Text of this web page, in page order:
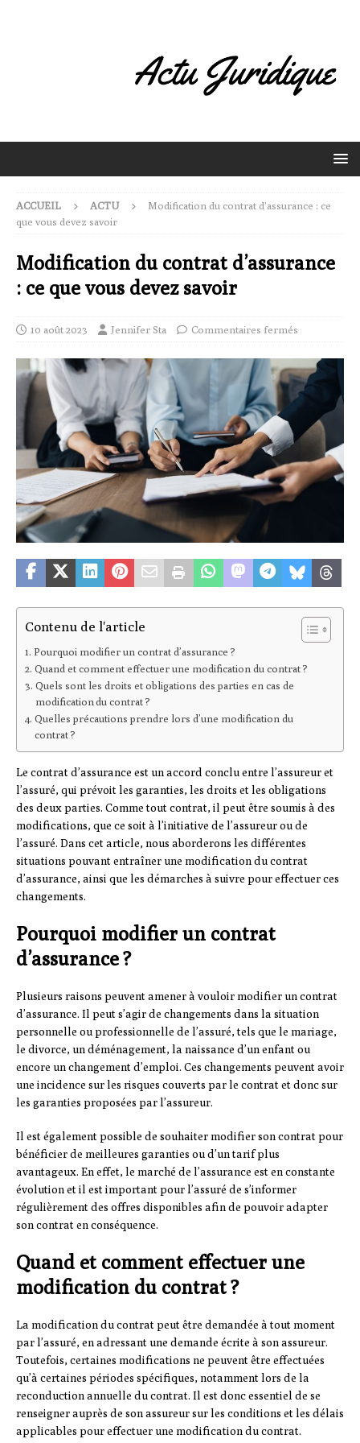
ACCUEIL ACTU
Modification du contrat d’assurance : ce
que vous devez savoir
Modification du contrat d’assurance
: ce que vous devez savoir
10 août 2023 Jennifer Sta Commentaires fermés
Contenu de l'article
Pourquoi modifier un contrat d’assurance ?
Quand et comment effectuer une modification du contrat ?
Quels sont les droits et obligations des parties en cas de
modification du contrat ?
Quelles précautions prendre lors d’une modification du
contrat ?
Le contrat d’assurance est un accord conclu entre l’assureur et
l’assuré, qui prévoit les garanties, les droits et les obligations
des deux parties. Comme tout contrat, il peut être soumis à des
modifications, que ce soit à l’initiative de l’assureur ou de
l’assuré. Dans cet article, nous aborderons les différentes
situations pouvant entraîner une modification du contrat
d’assurance, ainsi que les démarches à suivre pour effectuer ces
changements.
Pourquoi modifier un contrat
d’assurance ?
Plusieurs raisons peuvent amener à vouloir modifier un contrat
d’assurance. Il peut s’agir de changements dans la situation
personnelle ou professionnelle de l’assuré, tels que le mariage,
le divorce, un déménagement, la naissance d’un enfant ou
encore un changement d’emploi. Ces changements peuvent avoir
une incidence sur les risques couverts par le contrat et donc sur
les garanties proposées par l’assureur.
Il est également possible de souhaiter modifier son contrat pour
bénéficier de meilleures garanties ou d’un tarif plus
avantageux. En effet, le marché de l’assurance est en constante
évolution et il est important pour l’assuré de s’informer
régulièrement des offres disponibles afin de pouvoir adapter
son contrat en conséquence.
Quand et comment effectuer une
modification du contrat ?
La modification du contrat peut être demandée à tout moment
par l’assuré, en adressant une demande écrite à son assureur.
Toutefois, certaines modifications ne peuvent être effectuées
qu’à certaines périodes spécifiques, notamment lors de la
reconduction annuelle du contrat. Il est donc essentiel de se
renseigner auprès de son assureur sur les conditions et les délais
applicables pour effectuer une modification du contrat.